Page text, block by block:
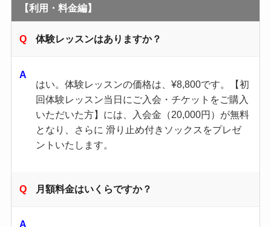
【利用・料金編】
体験レッスンはありますか？
はい。体験レッスンの価格は、¥8,800です。【初
回体験レッスン当日にご入会・チケットをご購入
いただいた方】には、入会金（20,000円）が無料
となり、さらに 滑り止め付きソックスをプレゼ
ントいたします。
月額料金はいくらですか？